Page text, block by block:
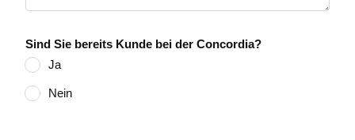
Sind Sie bereits Kunde bei der Concordia?
Ja
Nein